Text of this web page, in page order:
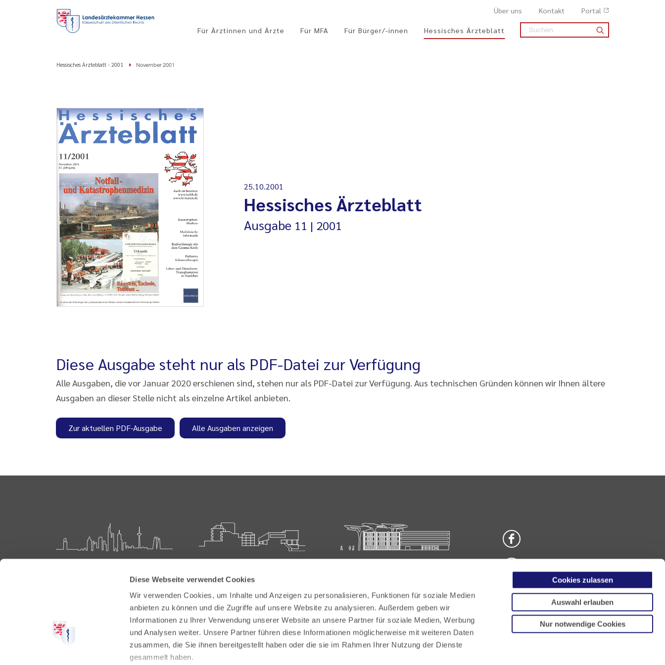
Diese Webseite verwendet Cookies
Wir verwenden Cookies, um Inhalte und Anzeigen zu personalisieren, Funktionen für soziale Medien
anbieten zu können und die Zugriffe auf unsere Website zu analysieren. Außerdem geben wir
Informationen zu Ihrer Verwendung unserer Website an unsere Partner für soziale Medien, Werbung
und Analysen weiter. Unsere Partner führen diese Informationen möglicherweise mit weiteren Daten
zusammen, die Sie ihnen bereitgestellt haben oder die sie im Rahmen Ihrer Nutzung der Dienste
gesammelt haben.
Cookies zulassen
Auswahl erlauben
Nur notwendige Cookies
Über uns Kontakt Portal
Für Ärztinnen und Ärzte Für MFA Für Bürger/-innen Hessisches Ärzteblatt
Hessisches Ärzteblatt - 2001 November 2001
25.10.2001
Hessisches Ärzteblatt
Ausgabe 11 2001
Diese Ausgabe steht nur als PDF-Datei zur Verfügung
Alle Ausgaben, die vor Januar 2020 erschienen sind, stehen nur als PDF-Datei zur Verfügung. Aus technischen Gründen können wir Ihnen ältere
Ausgaben an dieser Stelle nicht als einzelne Artikel anbieten.
Zur aktuellen PDF-Ausgabe Alle Ausgaben anzeigen
Postfach 60 05 66
60335 Frankfurt
Weiterbildung
61231 Bad Nauheim
Tel:+49 6032 782-200
Fax: +49 6032 782-220
61231 Bad Nauheim
Tel: +49 6032 782-100
Fax: +49 6032 782-180